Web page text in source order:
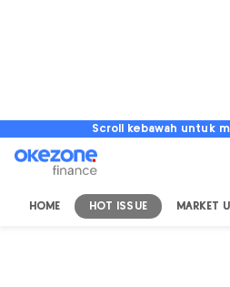
Scroll kebawah untuk
HOME HOT ISSUE MARKET